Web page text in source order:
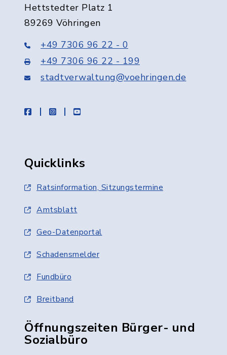
Hettstedter Platz 1
89269 Vöhringen
+49 7306 96 22 - 0
+49 7306 96 22 - 199
stadtverwaltung@voehringen.de
facebookinstagramyoutube
Quicklinks
Ratsinformation, Sitzungstermine
Amtsblatt
Geo-Datenportal
Schadensmelder
Fundbüro
Breitband
Öffnungszeiten Bürger- und
Sozialbüro